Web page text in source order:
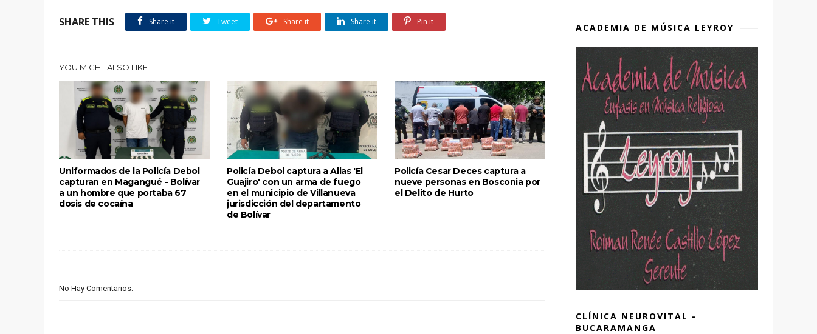
SHARE THIS Share it Tweet Share it Share it Pin it
YOU MIGHT ALSO LIKE
Uniformados de la Policía Debol
capturan en Magangué - Bolívar
a un hombre que portaba 67
dosis de cocaína
Policía Debol captura a Alias 'El
Guajiro' con un arma de fuego
en el municipio de Villanueva
jurisdicción del departamento
de Bolívar
Policía Cesar Deces captura a
nueve personas en Bosconia por
el Delito de Hurto
No Hay Comentarios:
ACADEMIA DE MÚSICA LEYROY
CLÍNICA NEUROVITAL -
BUCARAMANGA